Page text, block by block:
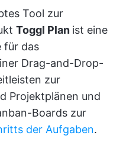
Tool zur
Toggl Plan ist eine
für das
Drag-and-Drop-
zur
Projektplänen und
Boards zur
der Aufgaben.